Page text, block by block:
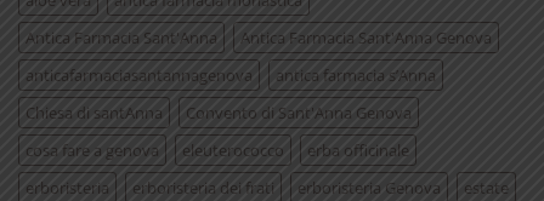
Antica Farmacia Sant'Anna
Antica Farmacia Sant'Anna Genova
anticafarmaciasantannagenova
antica farmacia s’Anna
Chiesa di santAnna
Convento di Sant'Anna Genova
cosa fare a genova
eleuterococco
erba officinale
erboristeria
erboristeria dei frati erboristeria Genova
estate